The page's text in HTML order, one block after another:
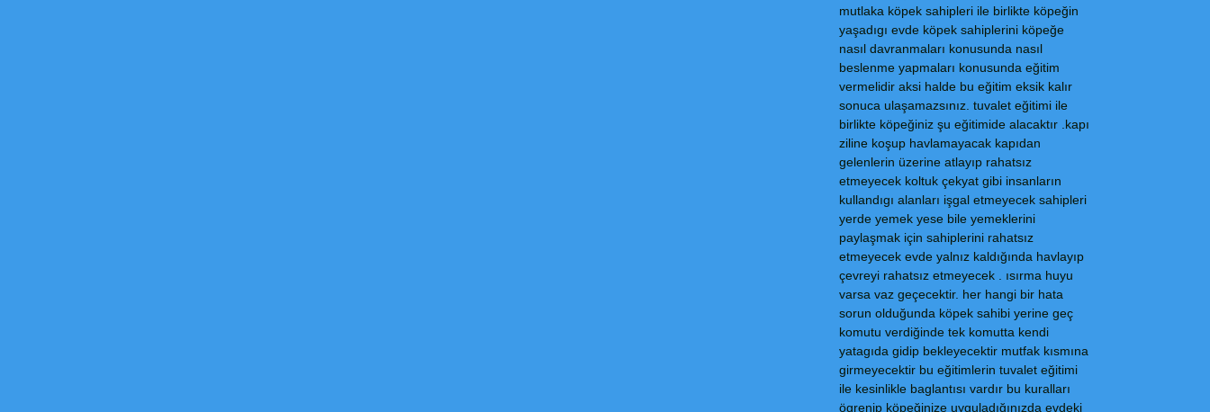
mutlaka köpek sahipleri ile birlikte köpeğin
yaşadıgı evde köpek sahiplerini köpeğe
nasıl davranmaları konusunda nasıl
beslenme yapmaları konusunda eğitim
vermelidir aksi halde bu eğitim eksik kalır
sonuca ulaşamazsınız. tuvalet eğitimi ile
birlikte köpeğiniz şu eğitimide alacaktır .kapı
ziline koşup havlamayacak kapıdan
gelenlerin üzerine atlayıp rahatsız
etmeyecek koltuk çekyat gibi insanların
kullandıgı alanları işgal etmeyecek sahipleri
yerde yemek yese bile yemeklerini
paylaşmak için sahiplerini rahatsız
etmeyecek evde yalnız kaldığında havlayıp
çevreyi rahatsız etmeyecek . ısırma huyu
varsa vaz geçecektir. her hangi bir hata
sorun olduğunda köpek sahibi yerine geç
komutu verdiğinde tek komutta kendi
yatagıda gidip bekleyecektir mutfak kısmına
girmeyecektir bu eğitimlerin tuvalet eğitimi
ile kesinlikle baglantısı vardır bu kuralları
ögrenip köpeğinize uyguladığınızda evdeki